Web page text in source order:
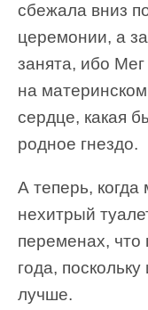
сбежала вниз
церемонии, а
занята, ибо
на
сердце, какая
родное гнездо.
А теперь,
нехитрый
переменах,
года,
лучше.